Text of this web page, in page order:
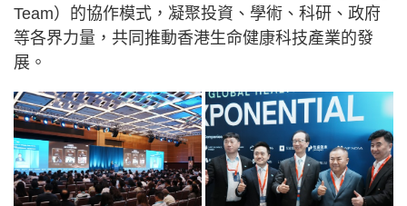
Team）的協作模式，凝聚投資、學術、科研、政府
等各界力量，共同推動香港生命健康科技產業的發
展。